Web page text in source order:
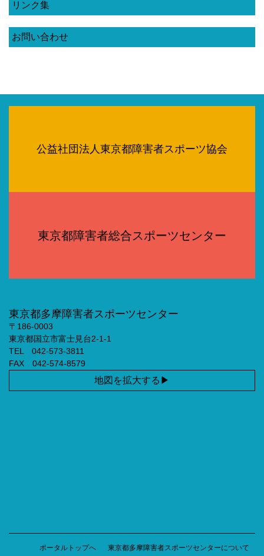
リンク集
お問い合わせ
公益社団法人東京都障害者スポーツ協会
東京都障害者総合スポーツセンター
東京都多摩障害者スポーツセンター
〒186-0003
東京都国立市富士見台2-1-1
TEL 042-573-3811
FAX 042-574-8579
地図を拡大する
ポータルトップへ 東京都多摩障害者スポーツセンターについて